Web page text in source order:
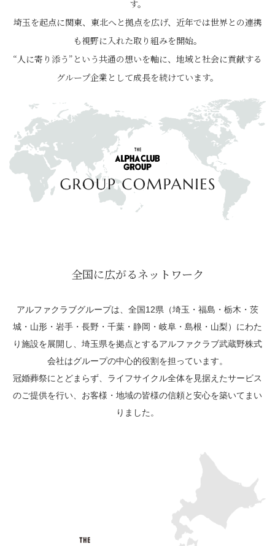
す。
埼玉を起点に関東、東北へと拠点を広げ、近年では世界との連携
も視野に入れた取り組みを開始。
“人に寄り添う”という共通の想いを軸に、地域と社会に貢献する
グループ企業として成長を続けています。
全国に広がるネットワーク
アルファクラブグループは、全国12県（埼玉・福島・栃木・茨
城・山形・岩手・長野・千葉・静岡・岐阜・島根・山梨）にわた
り施設を展開し、埼玉県を拠点とするアルファクラブ武蔵野株式
会社はグループの中心的役割を担っています。
冠婚葬祭にとどまらず、ライフサイクル全体を見据えたサービス
のご提供を行い、お客様・地域の皆様の信頼と安心を築いてまい
りました。